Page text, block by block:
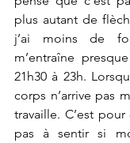
plus autant de
j’ai moins de
m’entraîne
21h30 à 23h.
corps n’arrive pas
travaille. C’est
pas à sentir si